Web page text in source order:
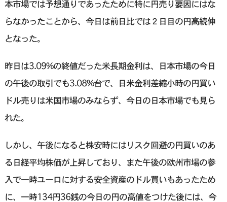
本市場では予想通りであったために特に円売り要因にはな
らなかったことから、今日は前日比では２日目の円高続伸
となった。
昨日は3.09%の終値だった米長期金利は、日本市場の今日
の午後の取引でも3.08%台で、日米金利差縮小時の円買い
ドル売りは米国市場のみならず、今日の日本市場でも見ら
れた。
しかし、午後になると株安時にはリスク回避の円買いのあ
る日経平均株価が上昇しており、また午後の欧州市場の参
入で一時ユーロに対する安全資産のドル買いもあったため
に、一時134円36銭の今日の円の高値をつけた後には、今